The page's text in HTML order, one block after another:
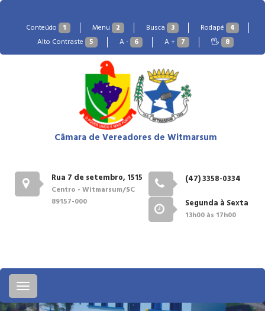
Conteúdo 1 Menu 2 Busca 3 Rodapé 4
Alto Contraste 5 A - 6 A + 7 8
Câmara de Vereadores de Witmarsum
Rua 7 de setembro, 1515
Centro - Witmarsum/SC
89157-000
(47) 3358-0334
Segunda à Sexta
13h00 às 17h00
Toggle
navigation